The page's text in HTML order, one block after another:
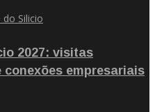
2027: visitas
empresariais